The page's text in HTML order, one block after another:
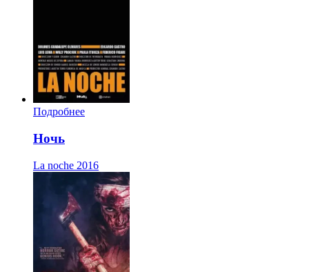
Подробнее
Ночь
La noche 2016